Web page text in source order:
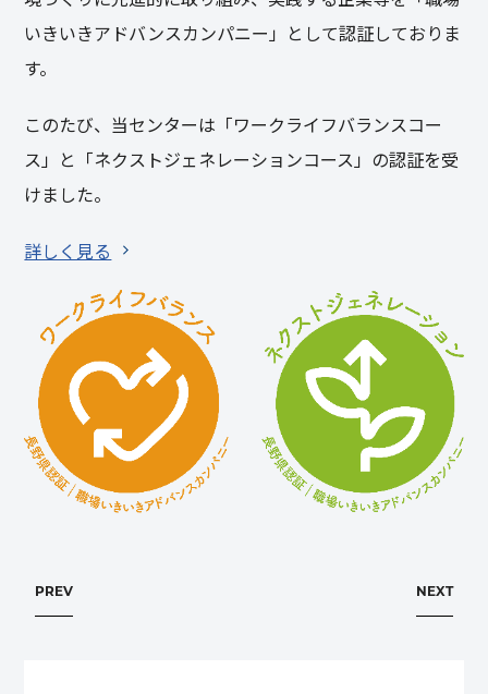
いきいきアドバンスカンパニー」として認証しておりま
す。
このたび、当センターは「ワークライフバランスコー
ス」と「ネクストジェネレーションコース」の認証を受
けました。
詳しく見る
PREV NEXT